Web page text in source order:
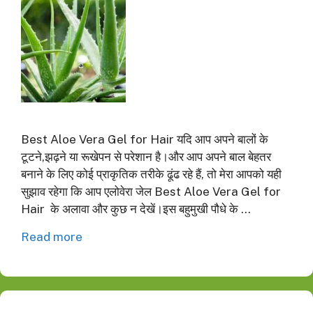
Best Aloe Vera Gel for Hair यदि आप अपने बालों के
टूटने,झढ़ने या रूखेपन से परेशान है।और आप अपने बाल बेहतर
बनाने के लिए कोई प्राकृतिक तरीके ढूंढ रहे हैं, तो मेरा आपको यही
सुझाव रहेगा कि आप एलोवेरा जेल Best Aloe Vera Gel for
Hair के अलावा और कुछ न देखें।इस बहुमुखी पौधे के …
Read more